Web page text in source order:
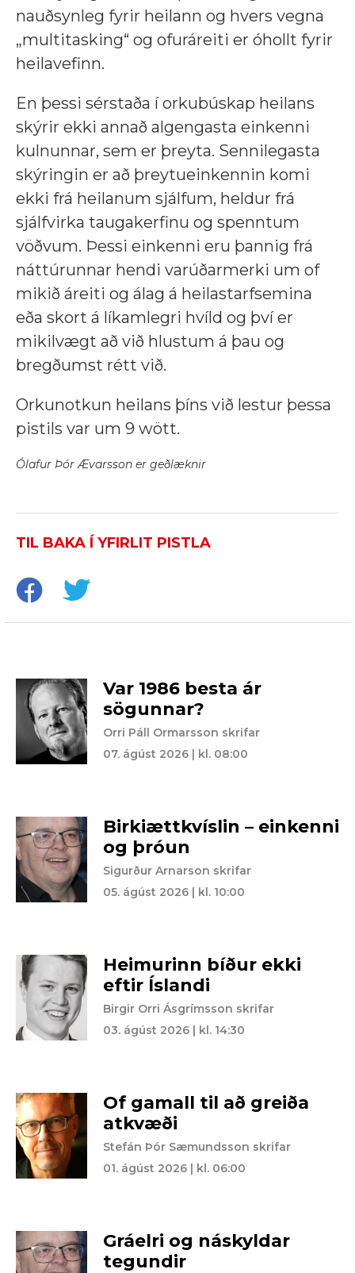
nauðsynleg fyrir heilann og hvers vegna
„multitasking“ og ofuráreiti er óhollt fyrir
heilavefinn.
En þessi sérstaða í orkubúskap heilans
skýrir ekki annað algengasta einkenni
kulnunnar, sem er þreyta. Sennilegasta
skýringin er að þreytueinkennin komi
ekki frá heilanum sjálfum, heldur frá
sjálfvirka taugakerfinu og spenntum
vöðvum. Þessi einkenni eru þannig frá
náttúrunnar hendi varúðarmerki um of
mikið áreiti og álag á heilastarfsemina
eða skort á líkamlegri hvíld og því er
mikilvægt að við hlustum á þau og
bregðumst rétt við.
Orkunotkun heilans þíns við lestur þessa
pistils var um 9 wött.
Ólafur Þór Ævarsson er geðlæknir
TIL BAKA Í YFIRLIT PISTLA
Var 1986 besta ár
sögunnar?
Orri Páll Ormarsson skrifar
07. ágúst 2026 | kl. 08:00
Birkiættkvíslin – einkenni
og þróun
Sigurður Arnarson skrifar
05. ágúst 2026 | kl. 10:00
Heimurinn bíður ekki
eftir Íslandi
Birgir Orri Ásgrímsson skrifar
03. ágúst 2026 | kl. 14:30
Of gamall til að greiða
atkvæði
Stefán Þór Sæmundsson skrifar
01. ágúst 2026 | kl. 06:00
Gráelri og náskyldar
tegundir